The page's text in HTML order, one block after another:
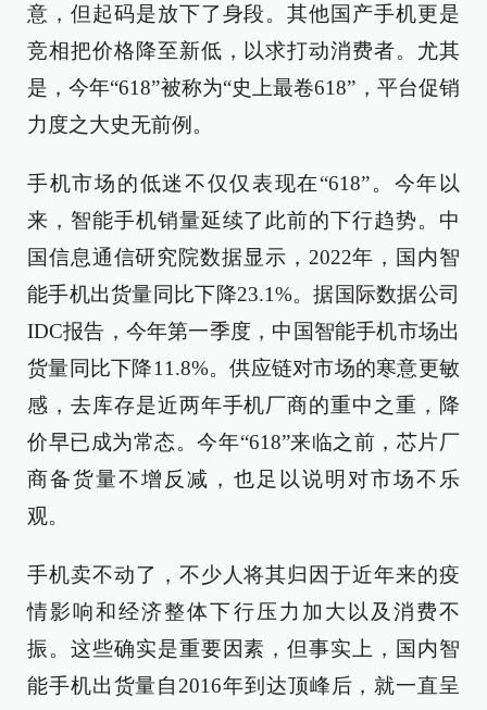
意，但起码是放下了身段。其他国产手机更是
竞相把价格降至新低，以求打动消费者。尤其
是，今年“618”被称为“史上最卷618”，平台促销
力度之大史无前例。
手机市场的低迷不仅仅表现在“618”。今年以
来，智能手机销量延续了此前的下行趋势。中
国信息通信研究院数据显示，2022年，国内智
能手机出货量同比下降23.1%。据国际数据公司
IDC报告，今年第一季度，中国智能手机市场出
货量同比下降11.8%。供应链对市场的寒意更敏
感，去库存是近两年手机厂商的重中之重，降
价早已成为常态。今年“618”来临之前，芯片厂
商备货量不增反减，也足以说明对市场不乐
观。
手机卖不动了，不少人将其归因于近年来的疫
情影响和经济整体下行压力加大以及消费不
振。这些确实是重要因素，但事实上，国内智
能手机出货量自2016年到达顶峰后，就一直呈